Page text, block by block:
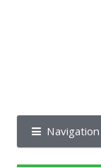
Navigation